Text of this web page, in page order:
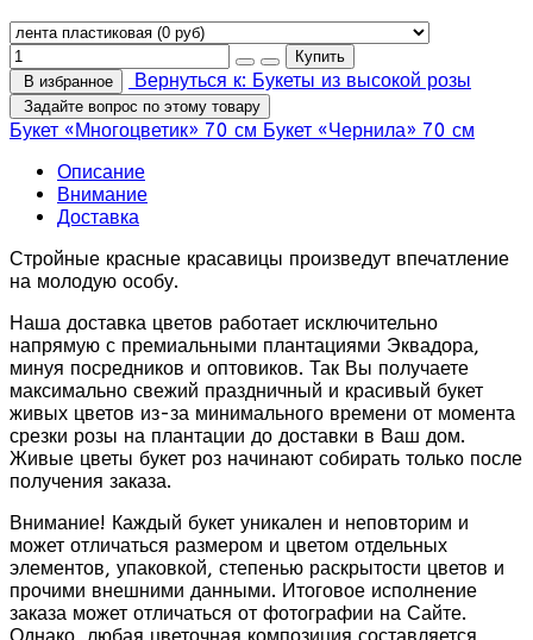
В избранное Вернуться к: Букеты из высокой розы
Задайте вопрос по этому товару
Букет «Многоцветик» 70 см Букет «Чернила» 70 см
Описание
Внимание
Доставка
Стройные красные красавицы произведут впечатление
на молодую особу.
Наша доставка цветов работает исключительно
напрямую с премиальными плантациями Эквадора,
минуя посредников и оптовиков. Так Вы получаете
максимально свежий праздничный и красивый букет
живых цветов из-за минимального времени от момента
срезки розы на плантации до доставки в Ваш дом.
Живые цветы букет роз начинают собирать только после
получения заказа.
Внимание! Каждый букет уникален и неповторим и
может отличаться размером и цветом отдельных
элементов, упаковкой, степенью раскрытости цветов и
прочими внешними данными. Итоговое исполнение
заказа может отличаться от фотографии на Сайте.